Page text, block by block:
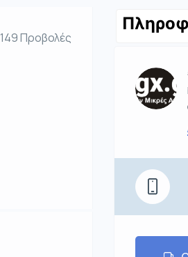
149 Προβολές